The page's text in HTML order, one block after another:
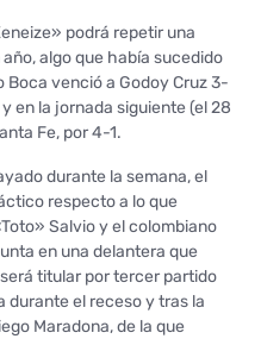
podrá repetir una
algo que había sucedido
venció a Godoy Cruz 3-
en la jornada siguiente (el 28
Fe, por 4-1.
durante la semana, el
respecto a lo que
Salvio y el colombiano
en una delantera que
titular por tercer partido
durante el receso y tras la
Maradona, de la que